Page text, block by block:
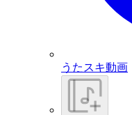
うたスキ動画